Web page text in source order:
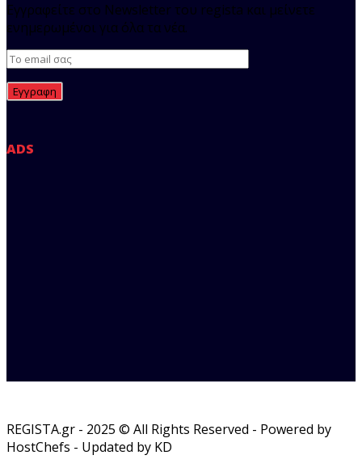
Εγγραφείτε στο Newsletter του regista και μείνετε
ενημερωμένοι για όλα τα νέα.
ADS
REGISTA.gr - 2025 © All Rights Reserved - Powered by
HostChefs - Updated by KD